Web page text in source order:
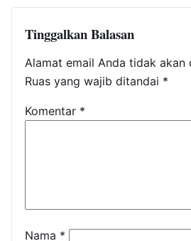
Tinggalkan Balasan
Alamat email Anda tidak akan
Ruas yang wajib ditandai *
Komentar *
Nama *